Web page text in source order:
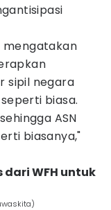
mengatakan
sipil negara
biasa.
ASN
biasanya,"
WFH untuk